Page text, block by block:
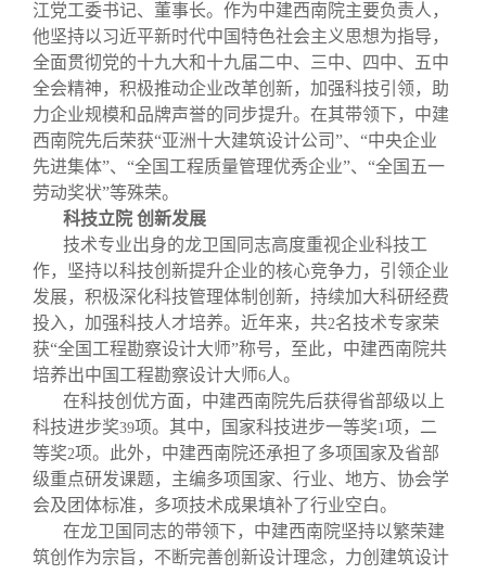
江党工委书记、董事长。作为中建西南院主要负责人，
他坚持以习近平新时代中国特色社会主义思想为指导，
全面贯彻党的十九大和十九届二中、三中、四中、五中
全会精神，积极推动企业改革创新，加强科技引领，助
力企业规模和品牌声誉的同步提升。在其带领下，中建
西南院先后荣获“亚洲十大建筑设计公司”、“中央企业
先进集体”、“全国工程质量管理优秀企业”、“全国五一
劳动奖状”等殊荣。
科技立院 创新发展
技术专业出身的龙卫国同志高度重视企业科技工
作，坚持以科技创新提升企业的核心竞争力，引领企业
发展，积极深化科技管理体制创新，持续加大科研经费
投入，加强科技人才培养。近年来，共2名技术专家荣
获“全国工程勘察设计大师”称号，至此，中建西南院共
培养出中国工程勘察设计大师6人。
在科技创优方面，中建西南院先后获得省部级以上
科技进步奖39项。其中，国家科技进步一等奖1项，二
等奖2项。此外，中建西南院还承担了多项国家及省部
级重点研发课题，主编多项国家、行业、地方、协会学
会及团体标准，多项技术成果填补了行业空白。
在龙卫国同志的带领下，中建西南院坚持以繁荣建
筑创作为宗旨，不断完善创新设计理念，力创建筑设计